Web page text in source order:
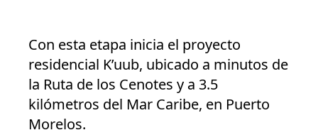
Con esta etapa inicia el proyecto
residencial K’uub, ubicado a minutos de
la Ruta de los Cenotes y a 3.5
kilómetros del Mar Caribe, en Puerto
Morelos.